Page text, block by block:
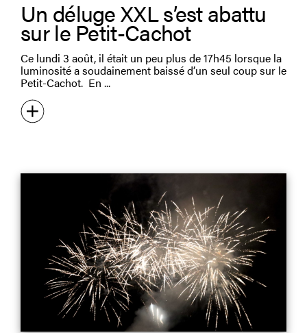
Un déluge XXL s’est abattu
sur le Petit-Cachot
Ce lundi 3 août, il était un peu plus de 17h45 lorsque la
luminosité a soudainement baissé d’un seul coup sur le
Petit-Cachot. En